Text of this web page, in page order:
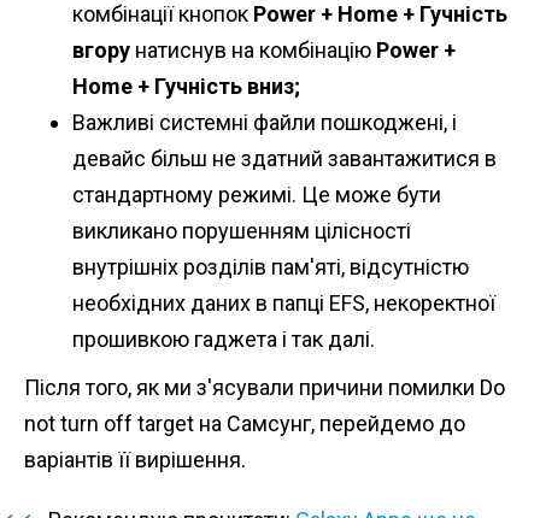
комбінації кнопок Power + Home + Гучність
вгору натиснув на комбінацію Power +
Home + Гучність вниз;
Важливі системні файли пошкоджені, і
девайс більш не здатний завантажитися в
стандартному режимі. Це може бути
викликано порушенням цілісності
внутрішніх розділів пам'яті, відсутністю
необхідних даних в папці EFS, некоректної
прошивкою гаджета і так далі.
Після того, як ми з'ясували причини помилки Do
not turn off target на Самсунг, перейдемо до
варіантів її вирішення.